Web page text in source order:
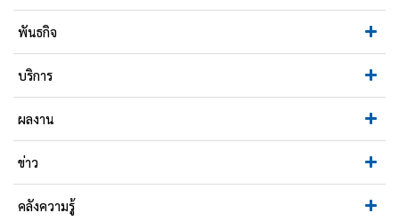
พันธกิจ
บริการ
ผลงาน
ข่าว
คลังความรู้